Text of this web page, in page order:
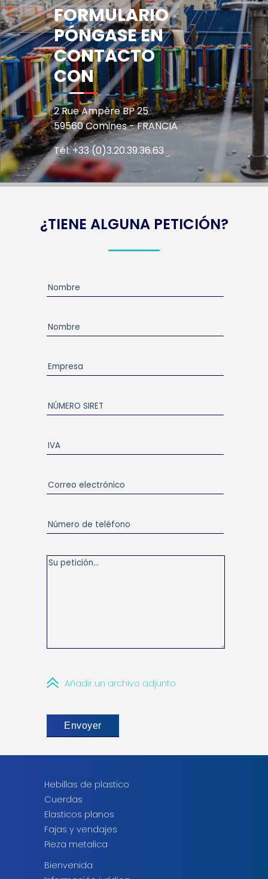
FORMULARIO
PÓNGASE EN
CONTACTO
CON
2 Rue Ampère BP 25
59560 Comines - FRANCIA
Tél: +33 (0)3.20.39.36.63
¿TIENE ALGUNA PETICIÓN?
Añadir un archivo adjunto
Hebillas de plastico
Cuerdas
Elasticos planos
Fajas y vendajes
Pieza metalica
Bienvenida